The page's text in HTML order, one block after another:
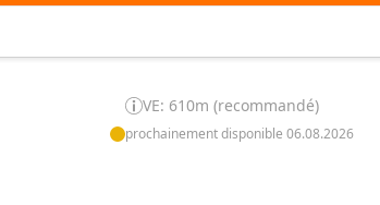
VE: 610m (recommandé)
prochainement disponible 06.08.2026